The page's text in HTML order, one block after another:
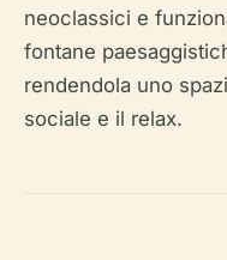
neoclassici e
fontane
rendendola uno
sociale e il relax.